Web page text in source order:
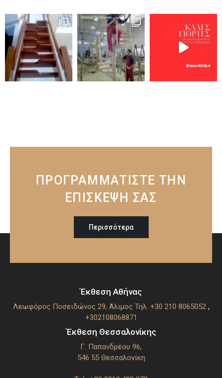
ΠΡΟΓΡΑΜΜΑΤΙΣΤΕ ΤΗΝ
ΕΠΙΣΚΕΨΗ ΣΑΣ
Περισσότερα
Έκθεση Αθήνας
Λεωφόρος Ποσειδώνος 29, Άλιμος Τηλ. +30 210 8065052,
+302108068871
Έκθεση Θεσσαλονίκης
Γ. Παπανδρέου 96,
546 55 Θεσσαλoνίκη